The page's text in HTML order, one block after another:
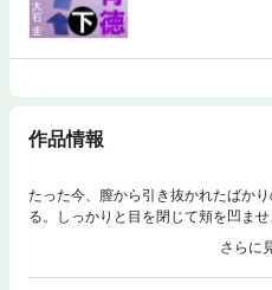
作品情報
たった今、膣から引き抜かれたばか
る。しっかりと目を閉じて頬を凹ま
ち振っている。女の名は忍。妻であ
からちょうど１年前に、僕は美紗と
は50歳になろうというのに、小さく